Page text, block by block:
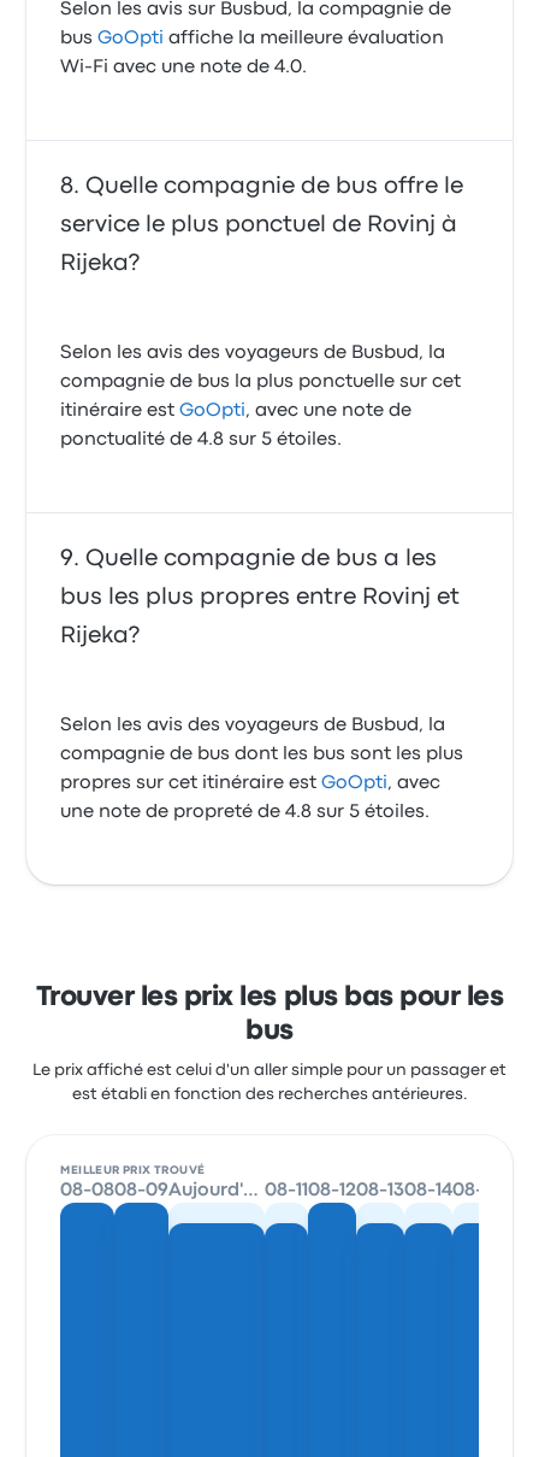
Selon les avis sur Busbud, la compagnie de
busGoOpti affiche la meilleure évaluation
Wi-Fi avec une note de 4.0.
Quelle compagnie de bus offre le
service le plus ponctuel de Rovinj à
Rijeka?
Selon les avis des voyageurs de Busbud, la
compagnie de bus la plus ponctuelle sur cet
itinéraire estGoOpti, avec une note de
ponctualité de 4.8 sur 5 étoiles.
Quelle compagnie de bus a les
bus les plus propres entre Rovinj et
Rijeka?
Selon les avis des voyageurs de Busbud, la
compagnie de bus dont les bus sont les plus
propres sur cet itinéraire estGoOpti, avec
une note de propreté de 4.8 sur 5 étoiles.
Trouver les prix les plus bas pour les
bus
Le prix affiché est celui d'un aller simple pour un passager et
est établi en fonction des recherches antérieures.
MEILLEUR PRIX TROUVÉ
08-0808-09 Aujourd'hui 08-1108-1208-1308-1408-15